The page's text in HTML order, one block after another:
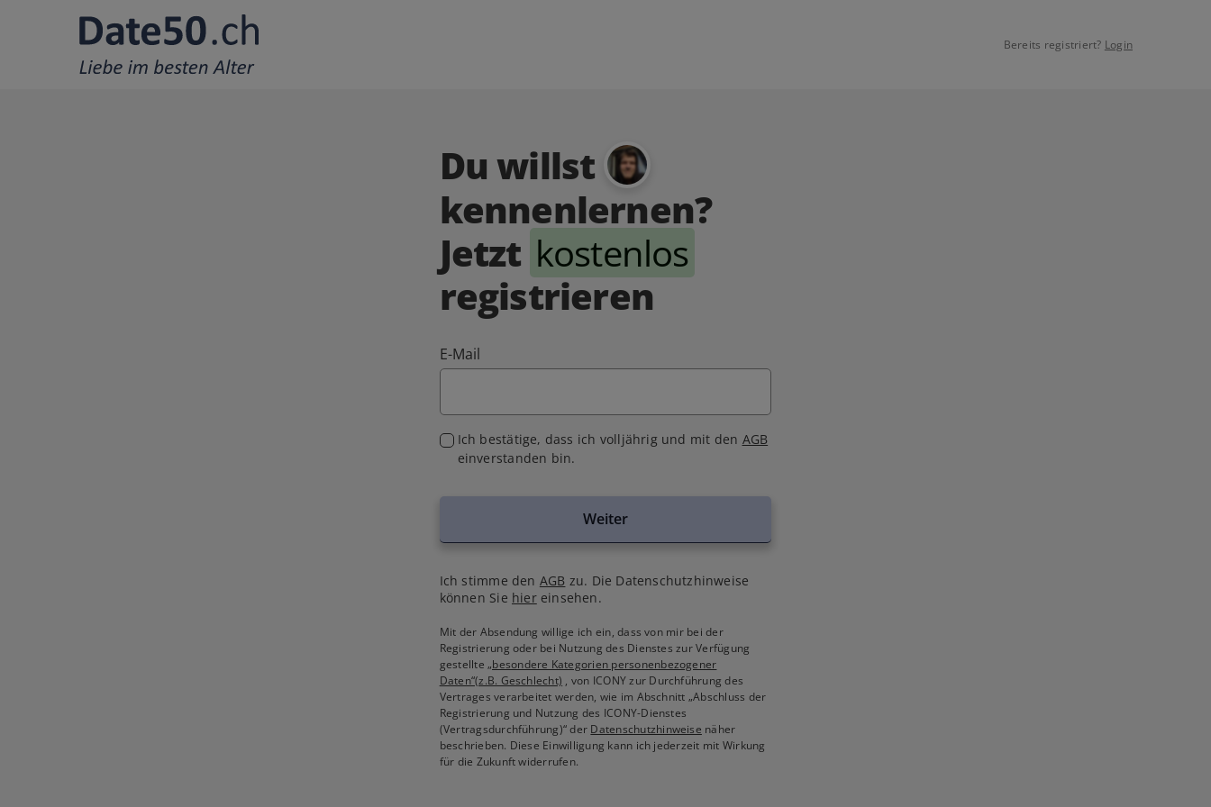
Bereits registriert? Login
Du willst
kennenlernen?
Jetzt kostenlos
registrieren
E-Mail
Ich bestätige, dass ich volljährig und mit den AGB
einverstanden bin.
Weiter
Ich stimme den AGB zu. Die Datenschutzhinweise
können Sie hiereinsehen.
Mit der Absendung willige ich ein, dass von mir bei der
Registrierung oder bei Nutzung des Dienstes zur Verfügung
gestellte„besondere Kategorien personenbezogener
Daten“(z.B. Geschlecht) , von ICONY zur Durchführung des
Vertrages verarbeitet werden, wie im Abschnitt „Abschluss der
Registrierung und Nutzung des ICONY-Dienstes
(Vertragsdurchführung)“ der Datenschutzhinweise näher
beschrieben. Diese Einwilligung kann ich jederzeit mit Wirkung
für die Zukunft widerrufen.